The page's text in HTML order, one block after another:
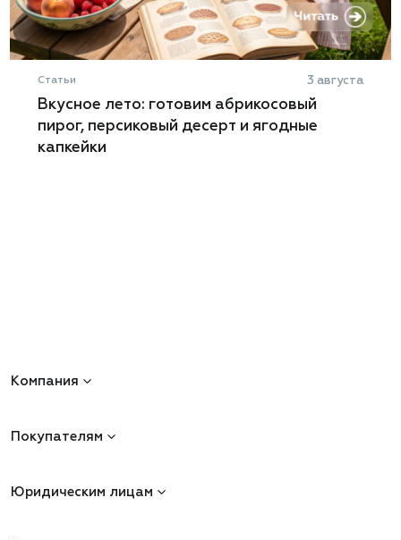
Статьи 3 августа
Вкусное лето: готовим абрикосовый
пирог, персиковый десерт и ягодные
капкейки
Компания
Покупателям
Юридическим лицам